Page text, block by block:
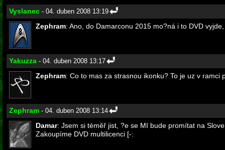
Vyslanec - 04. duben 2008 13:19
Zephram: Ano, do Damarconu 2015 mo?ná i to DVD
Yakuzza - 04. duben 2008 13:17
Zephram: Co to mas za strasnou ikonku? To je uz v ramci
Zephram - 04. duben 2008 13:14
Damar: Jsem si téměř jist, ?e se MI bude promítat na
Zakoupíme DVD multilicenci [-: